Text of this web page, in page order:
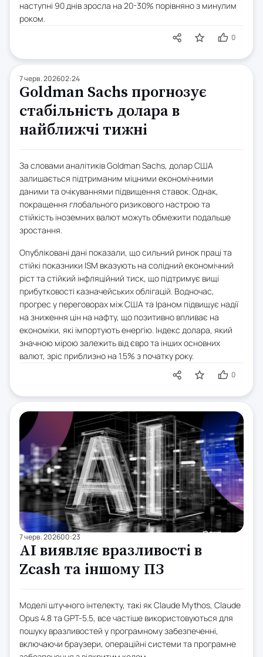
наступні 90 днів зросла на 20-30% порівняно з минулим
роком.
0
7 черв. 202602:24
Goldman Sachs прогнозує
стабільність долара в
найближчі тижні
За словами аналітиків Goldman Sachs, долар США
залишається підтриманим міцними економічними
даними та очікуваннями підвищення ставок. Однак,
покращення глобального ризикового настрою та
стійкість іноземних валют можуть обмежити подальше
зростання.
Опубліковані дані показали, що сильний ринок праці та
стійкі показники ISM вказують на солідний економічний
ріст та стійкий інфляційний тиск, що підтримує вищі
прибутковості казначейських облігацій. Водночас,
прогрес у переговорах між США та Іраном підвищує надії
на зниження цін на нафту, що позитивно впливає на
економіки, які імпортують енергію. Індекс долара, який
значною мірою залежить від євро та інших основних
валют, зріс приблизно на 1.5% з початку року.
0
7 черв. 202600:23
AI виявляє вразливості в
Zcash та іншому ПЗ
Моделі штучного інтелекту, такі як Claude Mythos, Claude
Opus 4.8 та GPT-5.5, все частіше використовуються для
пошуку вразливостей у програмному забезпеченні,
включаючи браузери, операційні системи та програмне